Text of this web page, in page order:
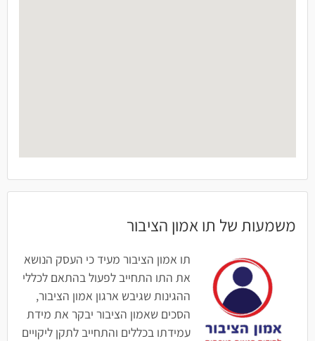
משמעות של תו אמון הציבור
תו אמון הציבור מעיד כי העסק הנושא
את התו התחייב לפעול בהתאם לכללי
ההגינות שגיבש ארגון אמון הציבור,
הסכים שאמון הציבור יבקר את מידת
עמידתו בכללים והתחייב לתקן ליקויים